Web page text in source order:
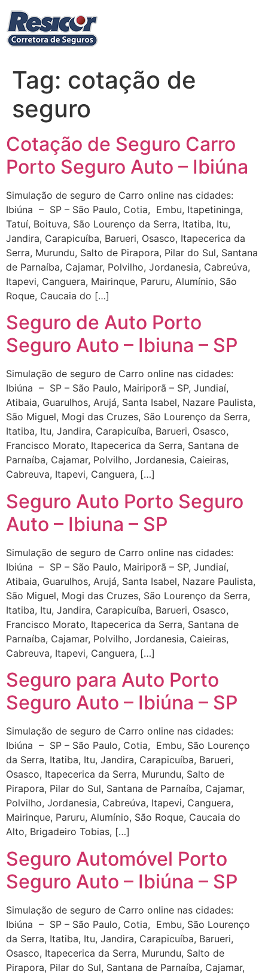
para
conteúdo
Tag: cotação de
seguro
Cotação de Seguro Carro
Porto Seguro Auto – Ibiúna
Simulação de seguro de Carro online nas cidades:
Ibiúna – SP – São Paulo, Cotia, Embu, Itapetininga,
Tatuí, Boituva, São Lourenço da Serra, Itatiba, Itu,
Jandira, Carapicuíba, Barueri, Osasco, Itapecerica da
Serra, Murundu, Salto de Pirapora, Pilar do Sul, Santana
de Parnaíba, Cajamar, Polvilho, Jordanesia, Cabreúva,
Itapevi, Canguera, Mairinque, Paruru, Alumínio, São
Roque, Caucaia do […]
Seguro de Auto Porto
Seguro Auto – Ibiuna – SP
Simulação de seguro de Carro online nas cidades:
Ibiúna – SP – São Paulo, Mairiporã – SP, Jundiaí,
Atibaia, Guarulhos, Arujá, Santa Isabel, Nazare Paulista,
São Miguel, Mogi das Cruzes, São Lourenço da Serra,
Itatiba, Itu, Jandira, Carapicuíba, Barueri, Osasco,
Francisco Morato, Itapecerica da Serra, Santana de
Parnaíba, Cajamar, Polvilho, Jordanesia, Caieiras,
Cabreuva, Itapevi, Canguera, […]
Seguro Auto Porto Seguro
Auto – Ibiuna – SP
Simulação de seguro de Carro online nas cidades:
Ibiúna – SP – São Paulo, Mairiporã – SP, Jundiaí,
Atibaia, Guarulhos, Arujá, Santa Isabel, Nazare Paulista,
São Miguel, Mogi das Cruzes, São Lourenço da Serra,
Itatiba, Itu, Jandira, Carapicuíba, Barueri, Osasco,
Francisco Morato, Itapecerica da Serra, Santana de
Parnaíba, Cajamar, Polvilho, Jordanesia, Caieiras,
Cabreuva, Itapevi, Canguera, […]
Seguro para Auto Porto
Seguro Auto – Ibiúna – SP
Simulação de seguro de Carro online nas cidades:
Ibiúna – SP – São Paulo, Cotia, Embu, São Lourenço
da Serra, Itatiba, Itu, Jandira, Carapicuíba, Barueri,
Osasco, Itapecerica da Serra, Murundu, Salto de
Pirapora, Pilar do Sul, Santana de Parnaíba, Cajamar,
Polvilho, Jordanesia, Cabreúva, Itapevi, Canguera,
Mairinque, Paruru, Alumínio, São Roque, Caucaia do
Alto, Brigadeiro Tobias, […]
Seguro Automóvel Porto
Seguro Auto – Ibiúna – SP
Simulação de seguro de Carro online nas cidades:
Ibiúna – SP – São Paulo, Cotia, Embu, São Lourenço
da Serra, Itatiba, Itu, Jandira, Carapicuíba, Barueri,
Osasco, Itapecerica da Serra, Murundu, Salto de
Pirapora, Pilar do Sul, Santana de Parnaíba, Cajamar,